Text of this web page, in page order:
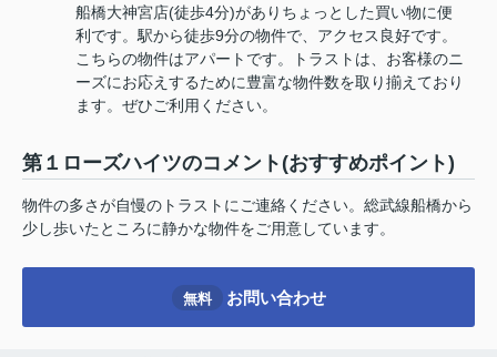
船橋大神宮店(徒歩4分)がありちょっとした買い物に便
利です。駅から徒歩9分の物件で、アクセス良好です。
こちらの物件はアパートです。トラストは、お客様のニ
ーズにお応えするために豊富な物件数を取り揃えており
ます。ぜひご利用ください。
第１ローズハイツのコメント(おすすめポイント)
物件の多さが自慢のトラストにご連絡ください。総武線船橋から
少し歩いたところに静かな物件をご用意しています。
無料 お問い合わせ